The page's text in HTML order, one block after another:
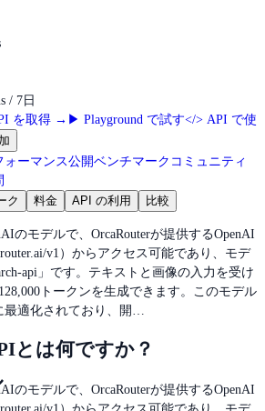
/ 7日
を取得 → ▶ Playground で試す</> API で使
ォーマンス公開ベンチマーク コミュニティ
ク 料金 API の利用 比較
のモデルで、OrcaRouterが提供するOpenAI
v1）からアクセス可能であり、モデ
api」です。テキストと画像の入力を受け
トークンを生成できます。このモデル
適化されており、開…
とは何ですか？
のモデルで、OrcaRouterが提供するOpenAI